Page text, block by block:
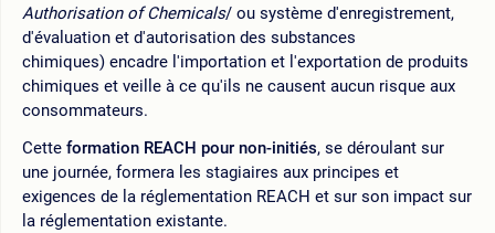
Authorisation of Chemicals/ ou système d'enregistrement,
d'évaluation et d'autorisation des substances
chimiques) encadre l'importation et l'exportation de produits
chimiques et veille à ce qu'ils ne causent aucun risque aux
consommateurs.
Cette formation REACH pour non-initiés, se déroulant sur
une journée, formera les stagiaires aux principes et
exigences de la réglementation REACH et sur son impact sur
la réglementation existante.